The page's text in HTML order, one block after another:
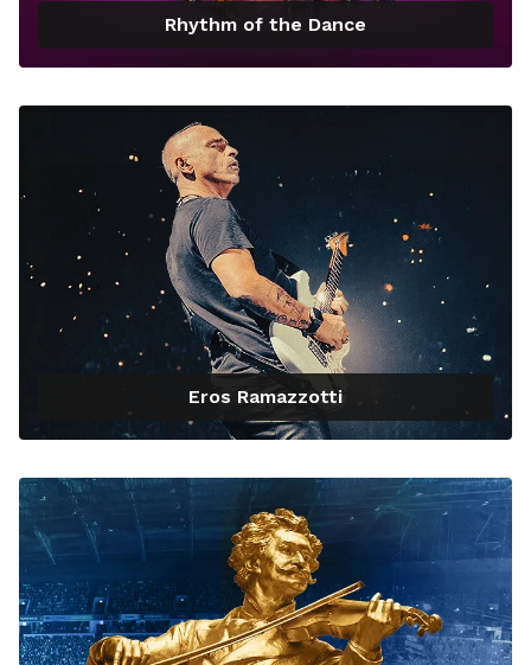
Rhythm of the Dance
Eros Ramazzotti